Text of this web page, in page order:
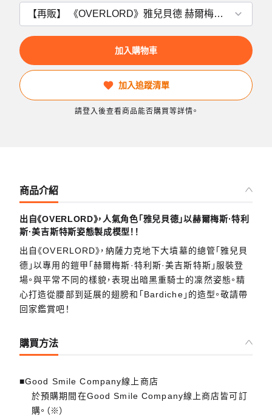
加入購物車
加入追蹤清單
請登入後查看商品能否購買等詳情。
商品介紹
出自《OVERLORD》，人氣角色「雅兒貝德」以赫爾梅斯·特利
斯·美吉斯特斯姿態製成模型！！
出自《OVERLORD》，納薩力克地下大墳墓的總管「雅兒貝
德」以專用的鎧甲「赫爾梅斯·特利斯·美吉斯特斯」服裝登
場。與平常不同的樣貌，表現出暗黑重騎士的凜然姿態。精
心打造從腰部到延展的翅膀和「Bardiche」的造型。敬請帶
回家鑑賞吧！
購買方法
■Good Smile Company線上商店
於預購期間在Good Smile Company線上商店皆可訂
購。（※）